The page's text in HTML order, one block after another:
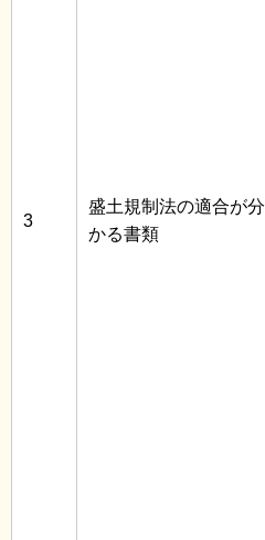
3
盛土規制法の適合が分
かる書類